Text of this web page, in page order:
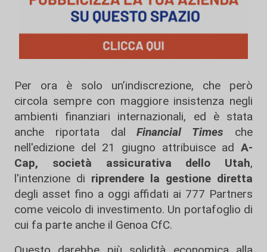
Per ora è solo un’indiscrezione, che però
circola sempre con maggiore insistenza negli
ambienti finanziari internazionali, ed è stata
anche riportata dalFinancial Times che
nell'edizione del 21 giugno attribuisce ad A-
Cap, società assicurativa dello Utah,
l'intenzione di riprendere la gestione diretta
degli asset fino a oggi affidati ai 777 Partners
come veicolo di investimento. Un portafoglio di
cui fa parte anche il Genoa CfC.